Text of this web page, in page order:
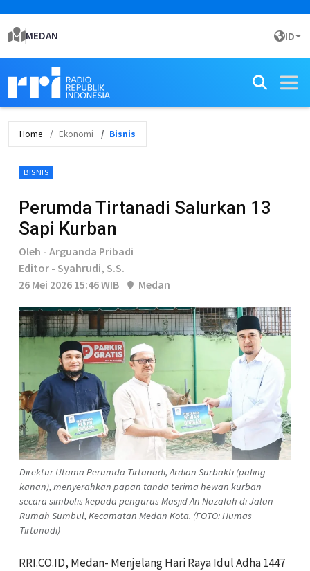
MEDAN ID
Home Ekonomi Bisnis
BISNIS
Perumda Tirtanadi Salurkan 13
Sapi Kurban
Oleh - Arguanda Pribadi
Editor - Syahrudi, S.S.
26 Mei 2026 15:46 WIB
Medan
Direktur Utama Perumda Tirtanadi, Ardian Surbakti (paling
kanan), menyerahkan papan tanda terima hewan kurban
secara simbolis kepada pengurus Masjid An Nazafah di Jalan
Rumah Sumbul, Kecamatan Medan Kota. (FOTO: Humas
Tirtanadi)
RRI.CO.ID, Medan- Menjelang Hari Raya Idul Adha 1447